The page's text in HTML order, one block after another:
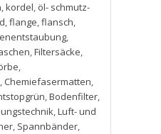
,kordel, öl- schmutz-
,flange,flansch,
,
,Filtersäcke,
,
, Chemiefasermatten,
,Bodenfilter,
,Luft- und
, Spannbänder,